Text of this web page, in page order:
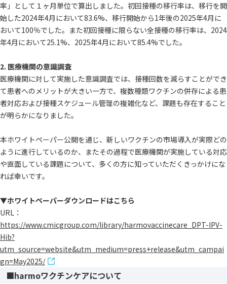
率」として１ヶ月単位で算出しました。初回接種の移行率は、移行を開
始した2024年4月において83.6%、移行開始から1年後の2025年4月に
おいて100％でした。また初回接種に限らない全接種の移行率は、2024
年4月において25.1%、2025年4月において85.4%でした。
2. 医療機関の意識調査
医療機関に対して実施した意識調査では、接種回数を減らすことができ
て患者へのメリットが大きい一方で、複数種類ワクチンの併存による患
者対応および接種スケジュール管理の複雑化など、課題も存在すること
が明らかになりました。
本ホワイトペーパー公開を通じ、新しいワクチンの市場導入が実際どの
ように進行しているのか、またその過程で医療機関が実施している対応
や直面している課題について、多くの方に知っていただくきっかけにな
れば幸いです。
▼ホワイトペーパーダウンロードはこちら
URL：
https://www.cmicgroup.com/library/harmovaccinecare_DPT-IPV-
Hib?
utm_source=website&utm_medium=press+release&utm_campai
gn=May2025/
■harmoワクチンケアについて